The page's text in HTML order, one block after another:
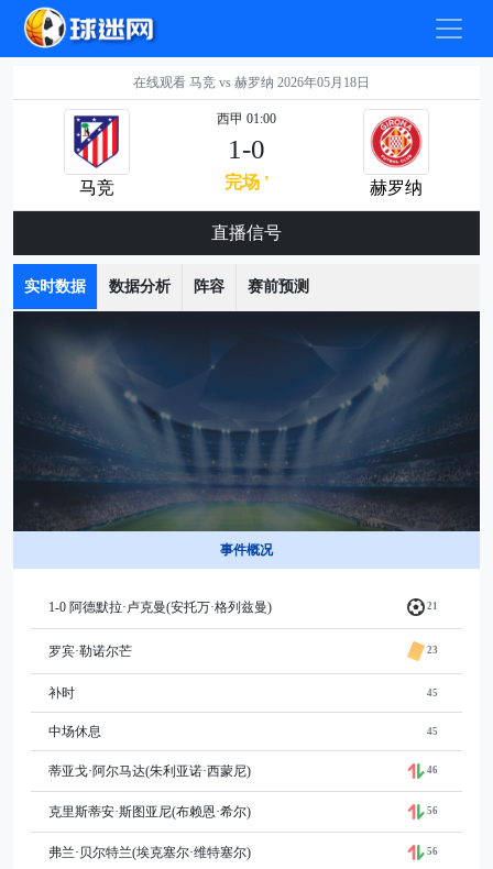
在线观看 马竞 vs 赫罗纳 2026年05月18日
马竞
西甲 01:00
1-0
完场 ' 赫罗纳
直播信号
实时数据 数据分析 阵容 赛前预测
事件概况
1-0 阿德默拉·卢克曼(安托万·格列兹曼) 21
罗宾·勒诺尔芒 23
补时 45
中场休息 45
蒂亚戈·阿尔马达(朱利亚诺·西蒙尼) 46
克里斯蒂安·斯图亚尼(布赖恩·希尔) 56
弗兰·贝尔特兰(埃克塞尔·维特塞尔) 56